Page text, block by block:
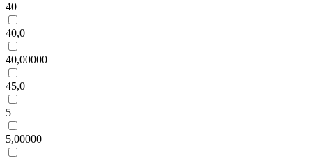
40
40,0
40,00000
45,0
5
5,00000